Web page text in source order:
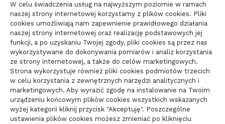
W celu świadczenia usług na najwyższym poziomie w ramach
naszej strony internetowej korzystamy z plików cookies. Pliki
cookies umożliwiają nam zapewnienie prawidłowego działania
naszej strony internetowej oraz realizację podstawowych jej
funkcji, a po uzyskaniu Twojej zgody, pliki cookies są przez nas
wykorzystywane do dokonywania pomiarów i analiz korzystania
ze strony internetowej, a także do celów marketingowych.
Strona wykorzystuje również pliki cookies podmiotów trzecich
w celu korzystania z zewnętrznych narzędzi analitycznych i
marketingowych. Aby wyrazić zgodę na instalowanie na Twoim
urządzeniu końcowym plików cookies wszystkich wskazanych
wyżej kategorii kliknij przycisk "Akceptuję". Poszczególne
ustawienia plików cookies możesz zmieniać po kliknięciu
Parkiet do domu do spokojnego
wnętrza: jak wybrać materiał
świadomie
10/06/2026